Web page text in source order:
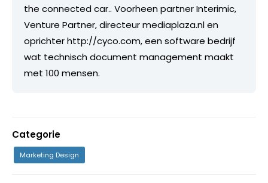
the connected car.. Voorheen partner Interimic,
Venture Partner, directeur mediaplaza.nl en
oprichter http://cyco.com, een software bedrijf
wat technisch document management maakt
met 100 mensen.
Categorie
Marketing Design